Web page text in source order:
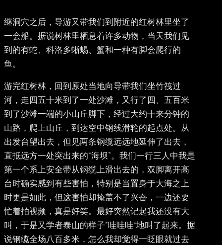
继洞穴之后，导游又带我们到附近的红树林里坐了
一会船。据说树林里栖息着许多动物，当天我们见
到的有蛇、科洛多蜥蜴、蟹和一种有脚会爬行的
鱼。
游完红树林，回到原处当地向导带我们坐竹筏过
河，走四五十米到了一处沙滩，又行了四、五百米
到了沙滩一端的小山丘脚下，经过大约十来分钟的
山路，爬上山丘，到达空中钢线滑轮的起点处。从
出发台望出去，但见两条钢缆远远地延伸了出去，
直抵远方一处突出来的“海坝”。我们一行三人中我是
第一个系上安全带从钢缆上滑出去的，双脚离开高
台时确实感到有些害怕，特别是当置身于大海之上
时更是如此，但这害怕却掩盖不了兴奋，一边还要
忙着拍视频，真是好笑。最好突然记起我还没有大
叫，于是又学者泰山的样子”哇哇哇“地叫了起来。据
说钢缆全场八百多米，怎么我却觉得一眨眼就过去